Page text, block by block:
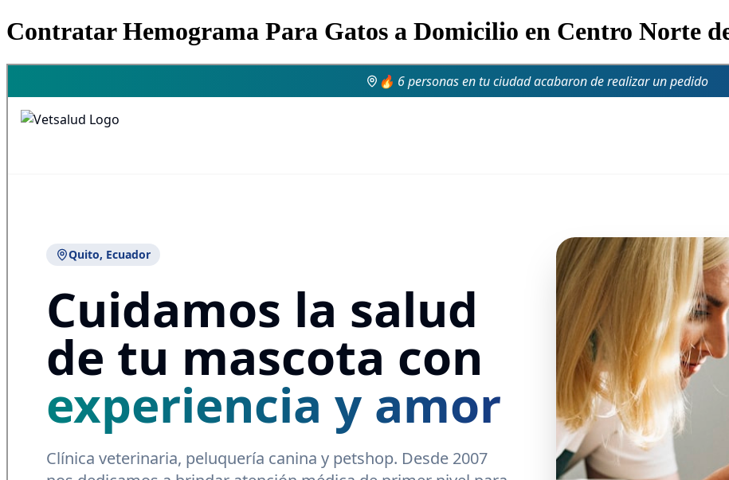
Contratar Hemograma Para Gatos a Domicilio en Centro Norte